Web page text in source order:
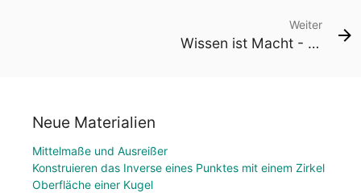
Weiter
Wissen ist Macht - Wissen wir man´s macht: Dreieck Zauber
Neue Materialien
Mittelmaße und Ausreißer
Konstruieren das Inverse eines Punktes mit einem Zirkel
Oberfläche einer Kugel